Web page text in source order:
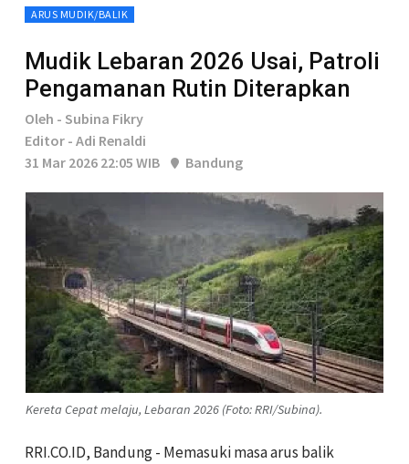
ARUS MUDIK/BALIK
Mudik Lebaran 2026 Usai, Patroli
Pengamanan Rutin Diterapkan
Oleh - Subina Fikry
Editor - Adi Renaldi
31 Mar 2026 22:05 WIB
Bandung
Kereta Cepat melaju, Lebaran 2026 (Foto: RRI/Subina).
RRI.CO.ID, Bandung - Memasuki masa arus balik